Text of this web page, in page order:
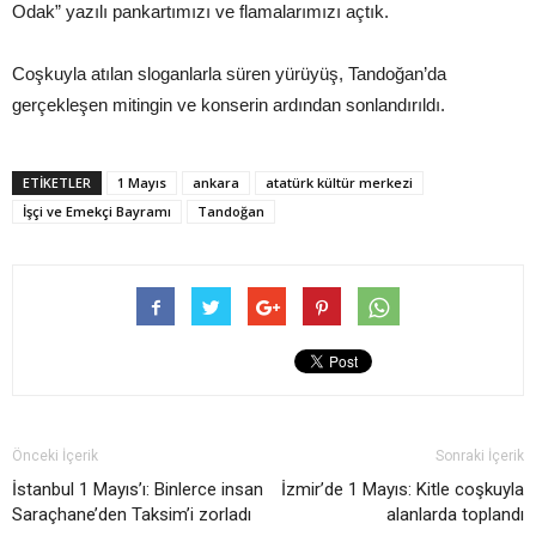
Odak” yazılı pankartımızı ve flamalarımızı açtık.
Coşkuyla atılan sloganlarla süren yürüyüş, Tandoğan’da
gerçekleşen mitingin ve konserin ardından sonlandırıldı.
ETIKETLER 1 Mayıs ankara
atatürk kültür merkezi
İşçi ve Emekçi Bayramı
Tandoğan
Önceki İçerik
İstanbul 1 Mayıs’ı: Binlerce insan
Saraçhane’den Taksim’i zorladı
Sonraki İçerik
İzmir’de 1 Mayıs: Kitle coşkuyla
alanlarda toplandı